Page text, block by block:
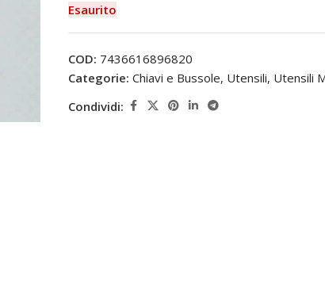
Esaurito
COD: 7436616896820
Categorie: Chiavi e Bussole, Utensili, Utensili
Condividi: